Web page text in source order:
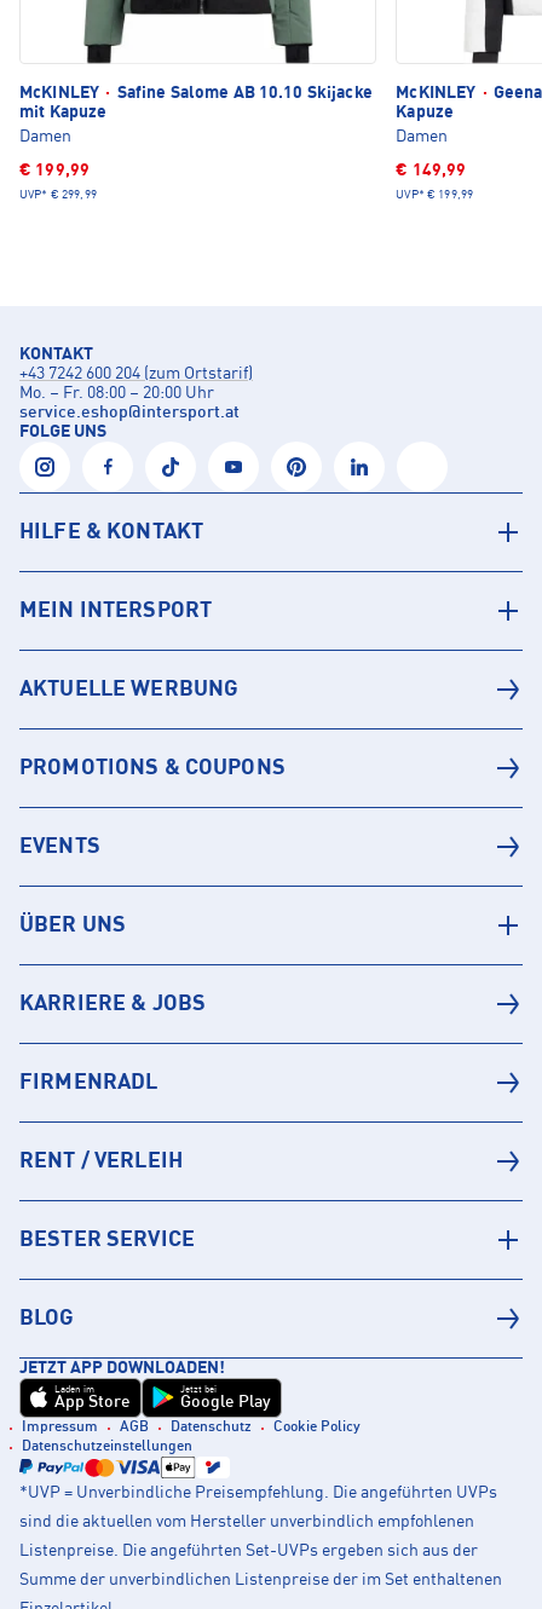
McKINLEY · Safine Salome AB 10.10 Skijacke
mit Kapuze
Damen
€ 199,99
UVP* € 299,99
McKINLEY ·
Kapuze
Damen
€ 149,99
UVP* € 199,99
KONTAKT
+43 7242 600 204 (zum Ortstarif)
Mo. – Fr. 08:00 – 20:00 Uhr
service.eshop@intersport.at
FOLGE UNS
HILFE & KONTAKT
MEIN INTERSPORT
AKTUELLE WERBUNG
PROMOTIONS & COUPONS
EVENTS
ÜBER UNS
KARRIERE & JOBS
FIRMENRADL
RENT / VERLEIH
BESTER SERVICE
BLOG
JETZT APP DOWNLOADEN!
Laden im
App Store
Jetzt bei
Google Play
Impressum AGB Datenschutz
Cookie Policy
Datenschutzeinstellungen
*UVP = Unverbindliche Preisempfehlung. Die angeführten UVPs
sind die aktuellen vom Hersteller unverbindlich empfohlenen
Listenpreise. Die angeführten Set-UVPs ergeben sich aus der
Summe der unverbindlichen Listenpreise der im Set enthaltenen